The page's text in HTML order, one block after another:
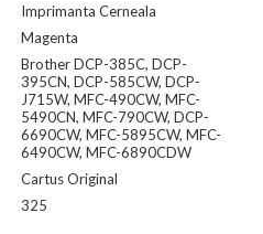
Imprimanta Cerneala
Magenta
Brother DCP-385C, DCP-
395CN, DCP-585CW, DCP-
J715W, MFC-490CW, MFC-
5490CN, MFC-790CW, DCP-
6690CW, MFC-5895CW, MFC-
6490CW, MFC-6890CDW
Cartus Original
325